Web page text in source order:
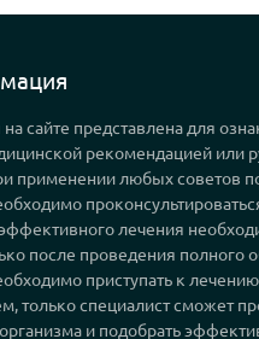
сайте представлена для
рекомендацией или
применении любых советов
лечения
после проведения полного
приступать к
только специалист сможет
и подобрать